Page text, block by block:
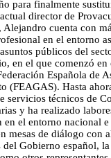
para finalmente
director de
Alejandro cuenta con
en el entorno
públicos del
en el que comenzó en
Española de
(FEAGAS). Hasta
servicios técnicos de
y ha realizado
en el entorno nacional
mesas de diálogo con
del Gobierno español,